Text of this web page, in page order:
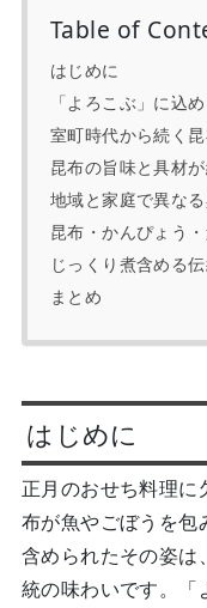
Table of
はじめに
「よろこぶ」に込
室町時代から続く
昆布の旨味と具材
地域と家庭で異な
昆布・かんぴょう
じっくり煮含める
まとめ
はじめに
正月のおせち料理に
布が魚やごぼうを包
含められたその姿は
統の味わいです。「